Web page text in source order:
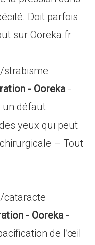
Doit parfois
sur Ooreka.fr
strabisme
- Ooreka-
un défaut
yeux qui peut
– Tout
cataracte
- Ooreka-
de l’œil